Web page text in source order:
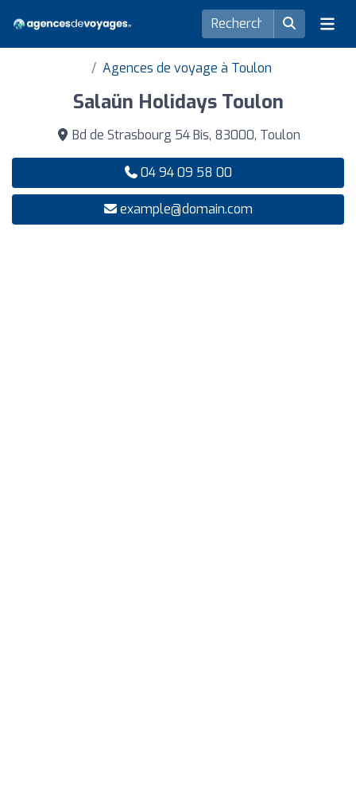
Agences de voyage à Toulon
Salaün Holidays Toulon
Bd de Strasbourg 54 Bis, 83000, Toulon
04 94 09 58 00
example@domain.com